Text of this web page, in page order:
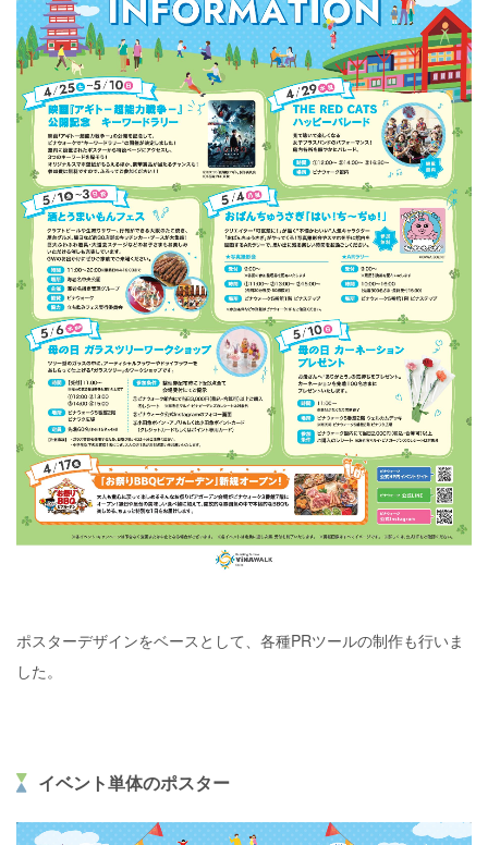
ポスターデザインをベースとして、各種PRツールの制作も行いま
した。
イベント単体のポスター